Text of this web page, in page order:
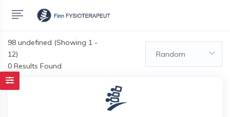
98 undefined (Showing 1 -
12)
0 Results Found
Random